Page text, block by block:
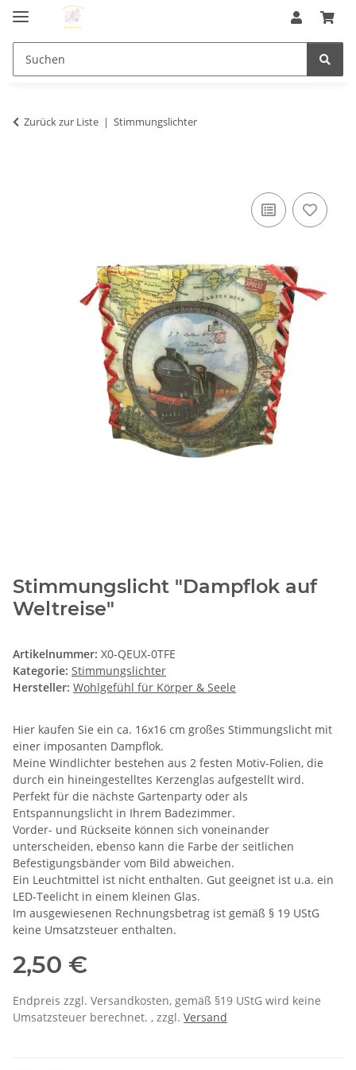
Zurück zur Liste Stimmungslichter
Stimmungslicht "Dampflok auf
Weltreise"
Artikelnummer: X0-QEUX-0TFE
Kategorie: Stimmungslichter
Hersteller: Wohlgefühl für Körper & Seele
Hier kaufen Sie ein ca. 16x16 cm großes Stimmungslicht mit
einer imposanten Dampflok.
Meine Windlichter bestehen aus 2 festen Motiv-Folien, die
durch ein hineingestelltes Kerzenglas aufgestellt wird.
Perfekt für die nächste Gartenparty oder als
Entspannungslicht in Ihrem Badezimmer.
Vorder- und Rückseite können sich voneinander
unterscheiden, ebenso kann die Farbe der seitlichen
Befestigungsbänder vom Bild abweichen.
Ein Leuchtmittel ist nicht enthalten. Gut geeignet ist u.a. ein
LED-Teelicht in einem kleinen Glas.
Im ausgewiesenen Rechnungsbetrag ist gemäß § 19 UStG
keine Umsatzsteuer enthalten.
2,50 €
Endpreis zzgl. Versandkosten, gemäß §19 UStG wird keine
Umsatzsteuer berechnet. , zzgl. Versand